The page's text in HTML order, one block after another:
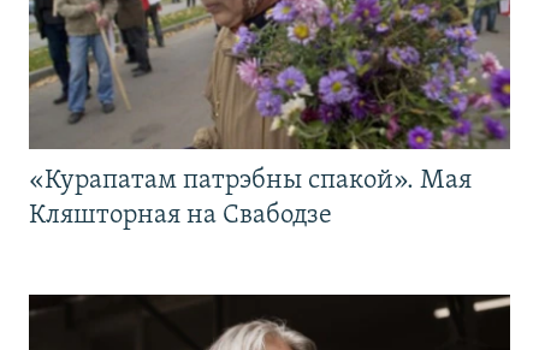
«Курапатам патрэбны спакой». Мая
Кляшторная на Свабодзе